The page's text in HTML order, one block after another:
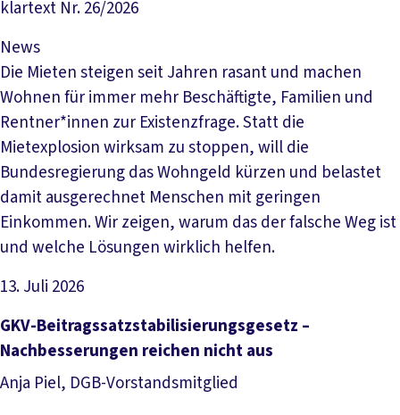
klartext Nr. 26/2026
News
Die Mieten steigen seit Jahren rasant und machen
Wohnen für immer mehr Beschäftigte, Familien und
Rentner*innen zur Existenzfrage. Statt die
Mietexplosion wirksam zu stoppen, will die
Bundesregierung das Wohngeld kürzen und belastet
damit ausgerechnet Menschen mit geringen
Einkommen. Wir zeigen, warum das der falsche Weg ist
und welche Lösungen wirklich helfen.
13. Juli 2026
Artikel lesen
GKV-Beitragssatzstabilisierungsgesetz –
Nachbesserungen reichen nicht aus
Anja Piel, DGB-Vorstandsmitglied